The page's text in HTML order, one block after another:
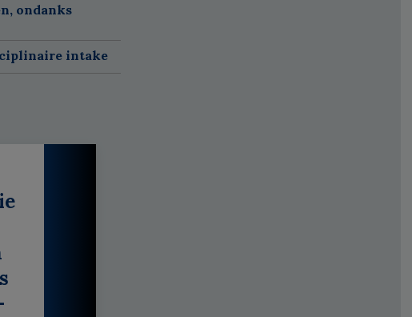
ondanks
intake